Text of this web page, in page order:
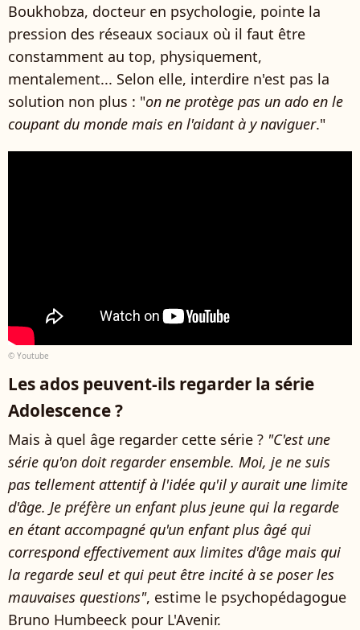
Boukhobza, docteur en psychologie, pointe la
pression des réseaux sociaux où il faut être
constamment au top, physiquement,
mentalement... Selon elle, interdire n'est pas la
solution non plus : "on ne protège pas un ado en le
coupant du monde mais en l'aidant à y naviguer."
© Youtube
Les ados peuvent-ils regarder la série
Adolescence ?
Mais à quel âge regarder cette série ? "C'est une
série qu'on doit regarder ensemble. Moi, je ne suis
pas tellement attentif à l'idée qu'il y aurait une limite
d'âge. Je préfère un enfant plus jeune qui la regarde
en étant accompagné qu'un enfant plus âgé qui
correspond effectivement aux limites d'âge mais qui
la regarde seul et qui peut être incité à se poser les
mauvaises questions", estime le psychopédagogue
Bruno Humbeeck pour L'Avenir.